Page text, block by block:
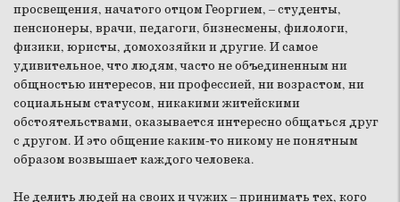
просвещения, начатого отцом Георгием, – студенты,
пенсионеры, врачи, педагоги, бизнесмены, филологи,
физики, юристы, домохозяйки и другие. И самое
удивительное, что людям, часто не объединенным ни
общностью интересов, ни профессией, ни возрастом, ни
социальным статусом, никакими житейскими
обстоятельствами, оказывается интересно общаться друг
с другом. И это общение каким-то никому не понятным
образом возвышает каждого человека.
Не делить людей на своих и чужих – принимать тех, кого